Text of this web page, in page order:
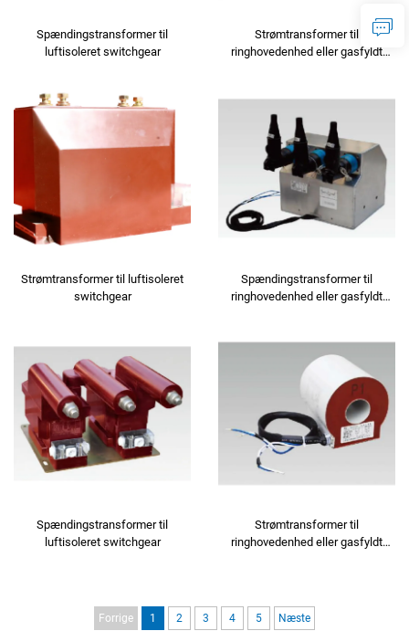
Spændingstransformer til
luftisoleret switchgear
Strømtransformer til
ringhovedenhed eller gasfyldt
Strømtransformer til luftisoleret
switchgear
Spændingstransformer til
ringhovedenhed eller gasfyldt
Spændingstransformer til
luftisoleret switchgear
Strømtransformer til
ringhovedenhed eller gasfyldt
Forrige 1 2 3 4 5 Næste